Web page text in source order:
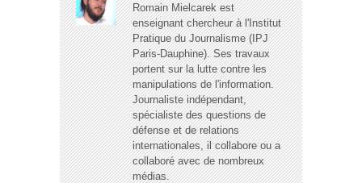
Romain Mielcarek est
enseignant chercheur à l'Institut
Pratique du Journalisme (IPJ
Paris-Dauphine). Ses travaux
portent sur la lutte contre les
manipulations de l'information.
Journaliste indépendant,
spécialiste des questions de
défense et de relations
internationales, il collabore ou a
collaboré avec de nombreux
médias.